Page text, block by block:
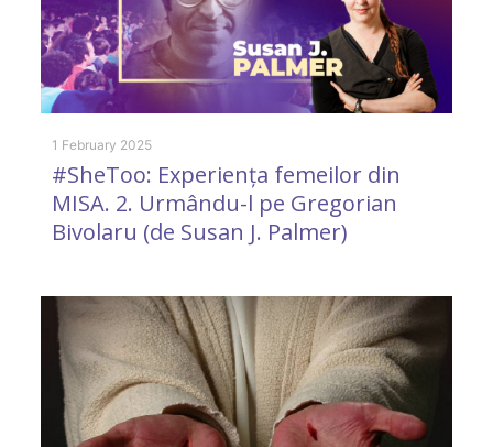
1 February 2025
#SheToo: Experiența femeilor din
MISA. 2. Urmându-l pe Gregorian
Bivolaru (de Susan J. Palmer)